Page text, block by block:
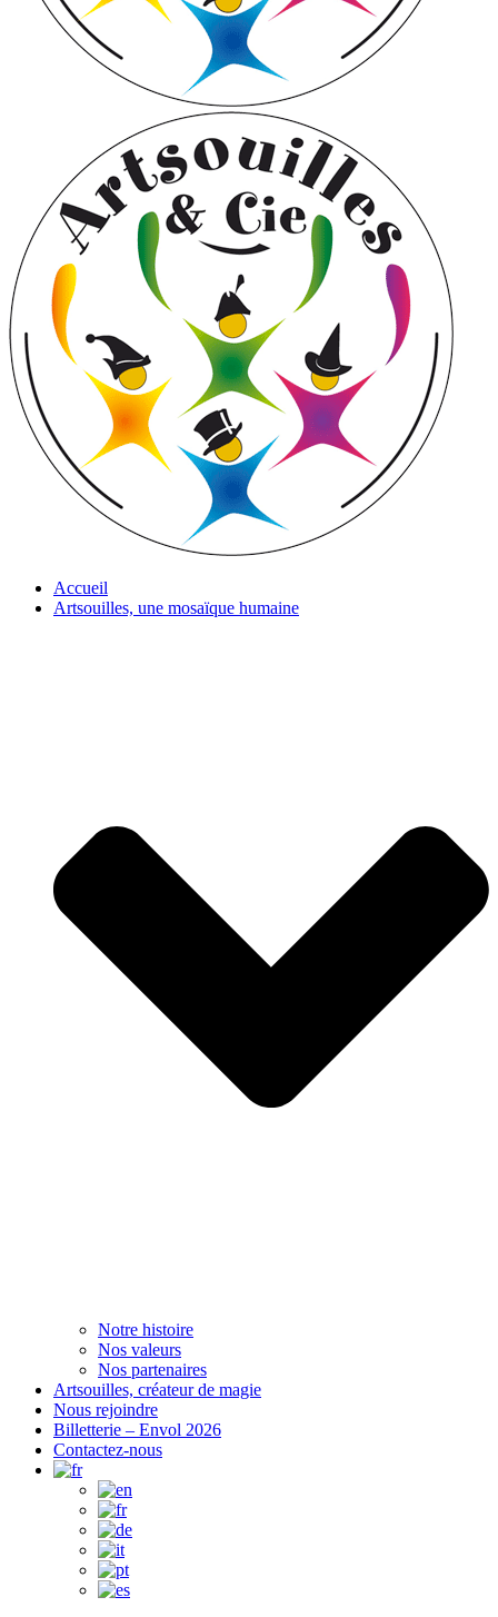
Accueil
Artsouilles, une mosaïque humaine
Notre histoire
Nos valeurs
Nos partenaires
Artsouilles, créateur de magie
Nous rejoindre
Billetterie – Envol 2026
Contactez-nous